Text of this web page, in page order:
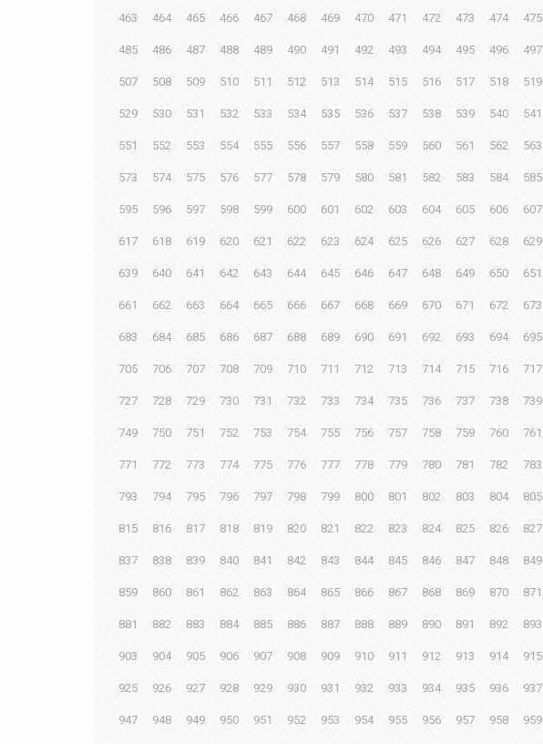
463 464 465 466 467 468 469 470 471 472 473 474 475
485 486 487 488 489 490 491 492 493 494 495 496 497
507 508 509 510 511 512 513 514 515 516 517 518 519
529 530 531 532 533 534 535 536 537 538 539 540 541
551 552 553 554 555 556 557 558 559 560 561 562 563
573 574 575 576 577 578 579 580 581 582 583 584 585
595 596 597 598 599 600 601 602 603 604 605 606 607
617 618 619 620 621 622 623 624 625 626 627 628 629
639 640 641 642 643 644 645 646 647 648 649 650 651
661 662 663 664 665 666 667 668 669 670 671 672 673
683 684 685 686 687 688 689 690 691 692 693 694 695
705 706 707 708 709 710 711 712 713 714 715 716 717
727 728 729 730 731 732 733 734 735 736 737 738 739
749 750 751 752 753 754 755 756 757 758 759 760 761
771 772 773 774 775 776 777 778 779 780 781 782 783
793 794 795 796 797 798 799 800 801 802 803 804 805
815 816 817 818 819 820 821 822 823 824 825 826 827
837 838 839 840 841 842 843 844 845 846 847 848 849
859 860 861 862 863 864 865 866 867 868 869 870 871
881 882 883 884 885 886 887 888 889 890 891 892 893
903 904 905 906 907 908 909 910 911 912 913 914 915
925 926 927 928 929 930 931 932 933 934 935 936 937
947 948 949 950 951 952 953 954 955 956 957 958 959